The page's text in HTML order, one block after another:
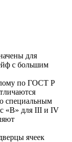
для
с большим
по ГОСТ Р
специальным
«В» для III и IV
ячеек